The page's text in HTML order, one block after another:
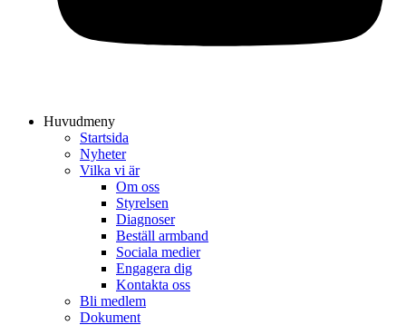
Huvudmeny
Startsida
Nyheter
Vilka vi är
Om oss
Styrelsen
Diagnoser
Beställ armband
Sociala medier
Engagera dig
Kontakta oss
Bli medlem
Dokument